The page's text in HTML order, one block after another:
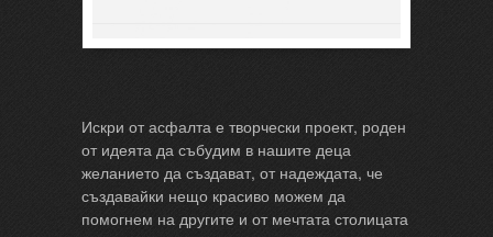
Искри от асфалта е творчески проект, роден
от идеята да събудим в нашите деца
желанието да създават, от надеждата, че
създавайки нещо красиво можем да
помогнем на другите и от мечтата столицата